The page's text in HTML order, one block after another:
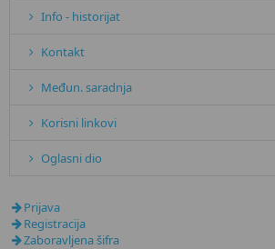
Info - historijat
Kontakt
Međun. saradnja
Korisni linkovi
Oglasni dio
Prijava
Registracija
Zaboravljena šifra